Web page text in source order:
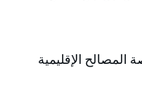
الإقليمية